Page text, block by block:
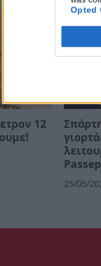
Opted
12
25/05/